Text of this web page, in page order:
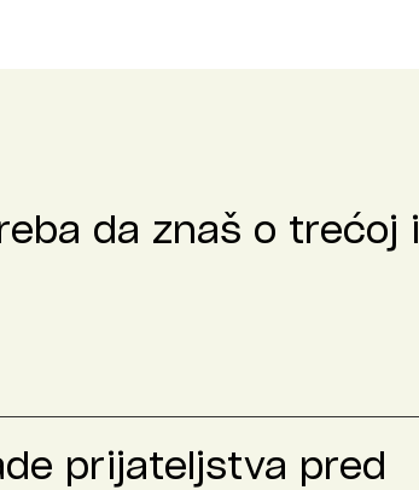
da znaš o trećoj i
prijateljstva pred